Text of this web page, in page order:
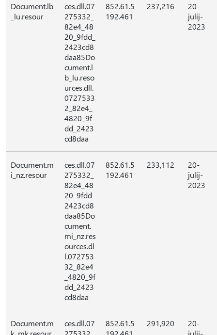
Document.lb
_lu.resour
ces.dll.07
275332_
82e4_48
20_9fdd_
2423cd8
daa85Do
cument.l
b_lu.reso
urces.dll.
0727533
2_82e4_
4820_9f
dd_2423
cd8daa
852.61.5
192.461
237,216
20-
julij-
2023
Document.m
i_nz.resour
ces.dll.07
275332_
82e4_48
20_9fdd_
2423cd8
daa85Do
cument.
mi_nz.res
ources.dl
l.072753
32_82e4
_4820_9f
dd_2423
cd8daa
852.61.5
192.461
233,112
20-
julij-
2023
Document.m
ces.dll.07
852.61.5
291,920
20-